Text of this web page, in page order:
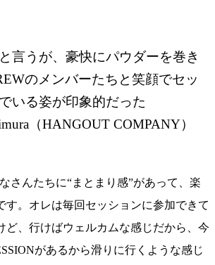
言うが、豪快にパウダーを巻き
のメンバーたちと笑顔でセッ
いる姿が印象的だった
（HANGOUT COMPANY）
なさんたちに“まとまり感”があって、楽
す。オレは毎回セッションに参加できて
ど、行けばウェルカムな感じだから、今
があるから滑りに行くような感じ